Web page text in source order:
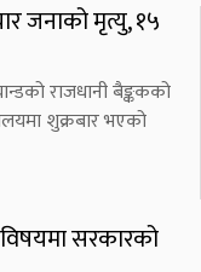
जनाको मृत्यु, १५
राजधानी बैङ्ककको
शुक्रबार भएको
विषयमा सरकारको